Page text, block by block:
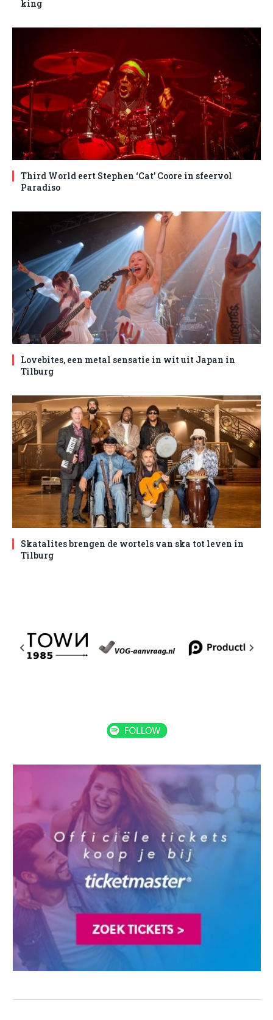
king
Third World eert Stephen ‘Cat’ Coore in sfeervol
Paradiso
Lovebites, een metal sensatie in wit uit Japan in
Tilburg
Skatalites brengen de wortels van ska tot leven in
Tilburg